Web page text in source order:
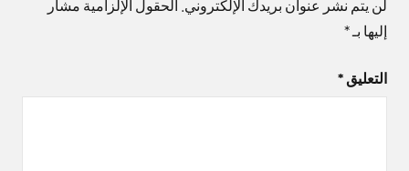
لن يتم نشر عنوان بريدك الإلكتروني. الحقول الإلزامية مشار
إليها بـ*
التعليق *